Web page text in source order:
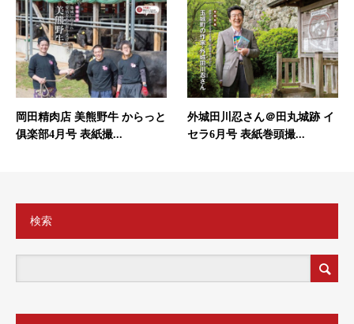
岡田精肉店 美熊野牛 からっと
俱楽部4月号 表紙撮...
外城田川忍さん＠田丸城跡 イ
セラ6月号 表紙巻頭撮...
検索